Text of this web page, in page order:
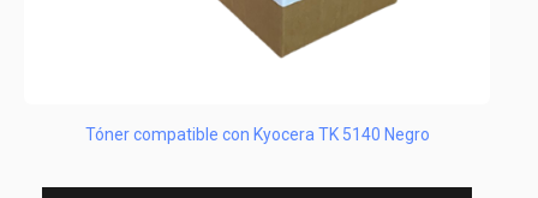
Tóner compatible con Kyocera TK 5140 Negro